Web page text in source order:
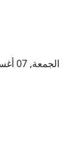
الجمعة, 07 أغسطس 2026 – 24 صفر 1448 هـ